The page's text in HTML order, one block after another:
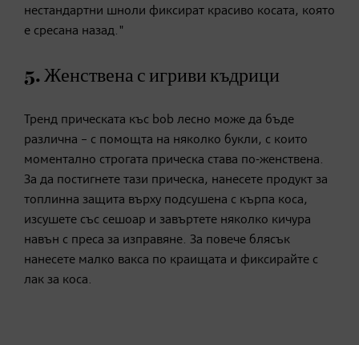
нестандартни шноли фиксират красиво косата, която
е сресана назад."
5. Женствена с игриви къдрици
Тренд прическата къс bob лесно може да бъде
различна – с помощта на няколко букли, с които
моментално строгата прическа става по-женствена.
За да постигнете тази прическа, нанесете продукт за
топлинна защита върху подсушена с кърпа коса,
изсушете със сешоар и завъртете няколко кичура
навън с преса за изправяне. За повече блясък
нанесете малко вакса по краищата и фиксирайте с
лак за коса.